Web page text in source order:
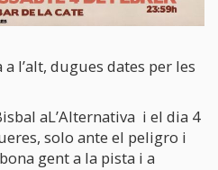
l’alt, dugues dates per les
aL’Alternativa i el dia 4
solo ante el peligro i
gent a la pista i a